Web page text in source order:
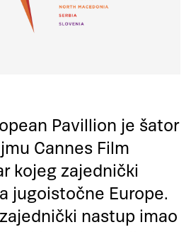
Pavillion je šator
Cannes Film
kojeg zajednički
jugoistočne Europe.
nastup imao